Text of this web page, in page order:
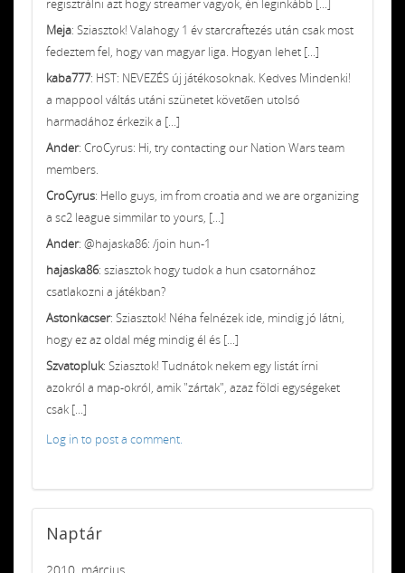
regisztrálni azt hogy streamer vagyok, én leginkább [...]
Meja: Sziasztok! Valahogy 1 év starcraftezés után csak most
fedeztem fel, hogy van magyar liga. Hogyan lehet [...]
kaba777: HST: NEVEZÉS új játékosoknak. Kedves Mindenki!
a mappool váltás utáni szünetet követően utolsó
harmadához érkezik a [...]
Ander: CroCyrus: Hi, try contacting our Nation Wars team
members.
CroCyrus: Hello guys, im from croatia and we are organizing
a sc2 league simmilar to yours, [...]
Ander: @hajaska86: /join hun-1
hajaska86: sziasztok hogy tudok a hun csatornához
csatlakozni a játékban?
Astonkacser: Sziasztok! Néha felnézek ide, mindig jó látni,
hogy ez az oldal még mindig él és [...]
Szvatopluk: Sziasztok! Tudnátok nekem egy listát írni
azokról a map-okról, amik "zártak", azaz földi egységeket
csak [...]
Log in to post a comment.
Naptár